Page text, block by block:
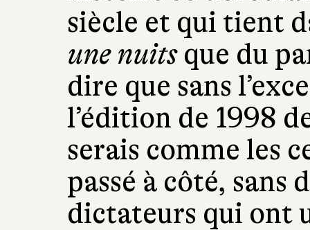
siècle et qui tient
une nuitsque du
dire que sans
l’édition de 1998
serais comme les
passé à côté, sans
dictateurs qui ont